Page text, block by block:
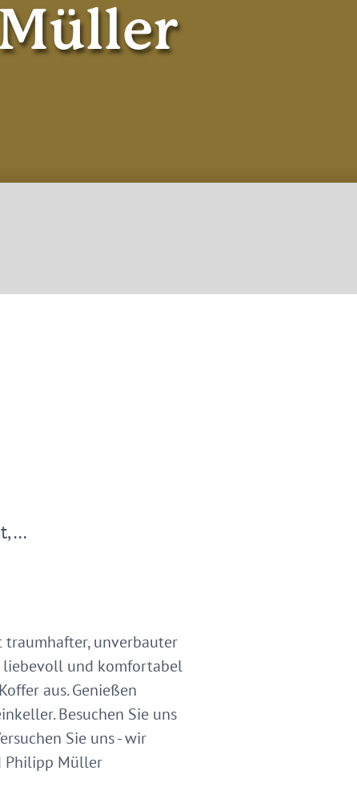
unverbauter
liebevoll und komfortabel
aus. Genießen
Besuchen Sie uns
Sie uns - wir
Philipp Müller